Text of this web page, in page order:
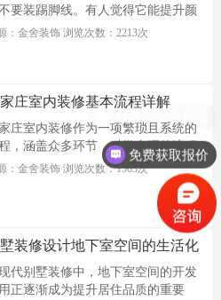
要装踢脚线。有人觉得它能提升颜
：金舍装饰 浏览次数：2213次
庄室内装修基本流程详解
庄室内装修作为一项繁琐且系统的
，涵盖众多环节，科学合理的流程
：金舍装饰 浏览次数：1563次
装修设计地下室空间的生活化
计探索
代别墅装修中，地下室空间的开发
正逐渐成为提升居住品质的重要
免费获取报价